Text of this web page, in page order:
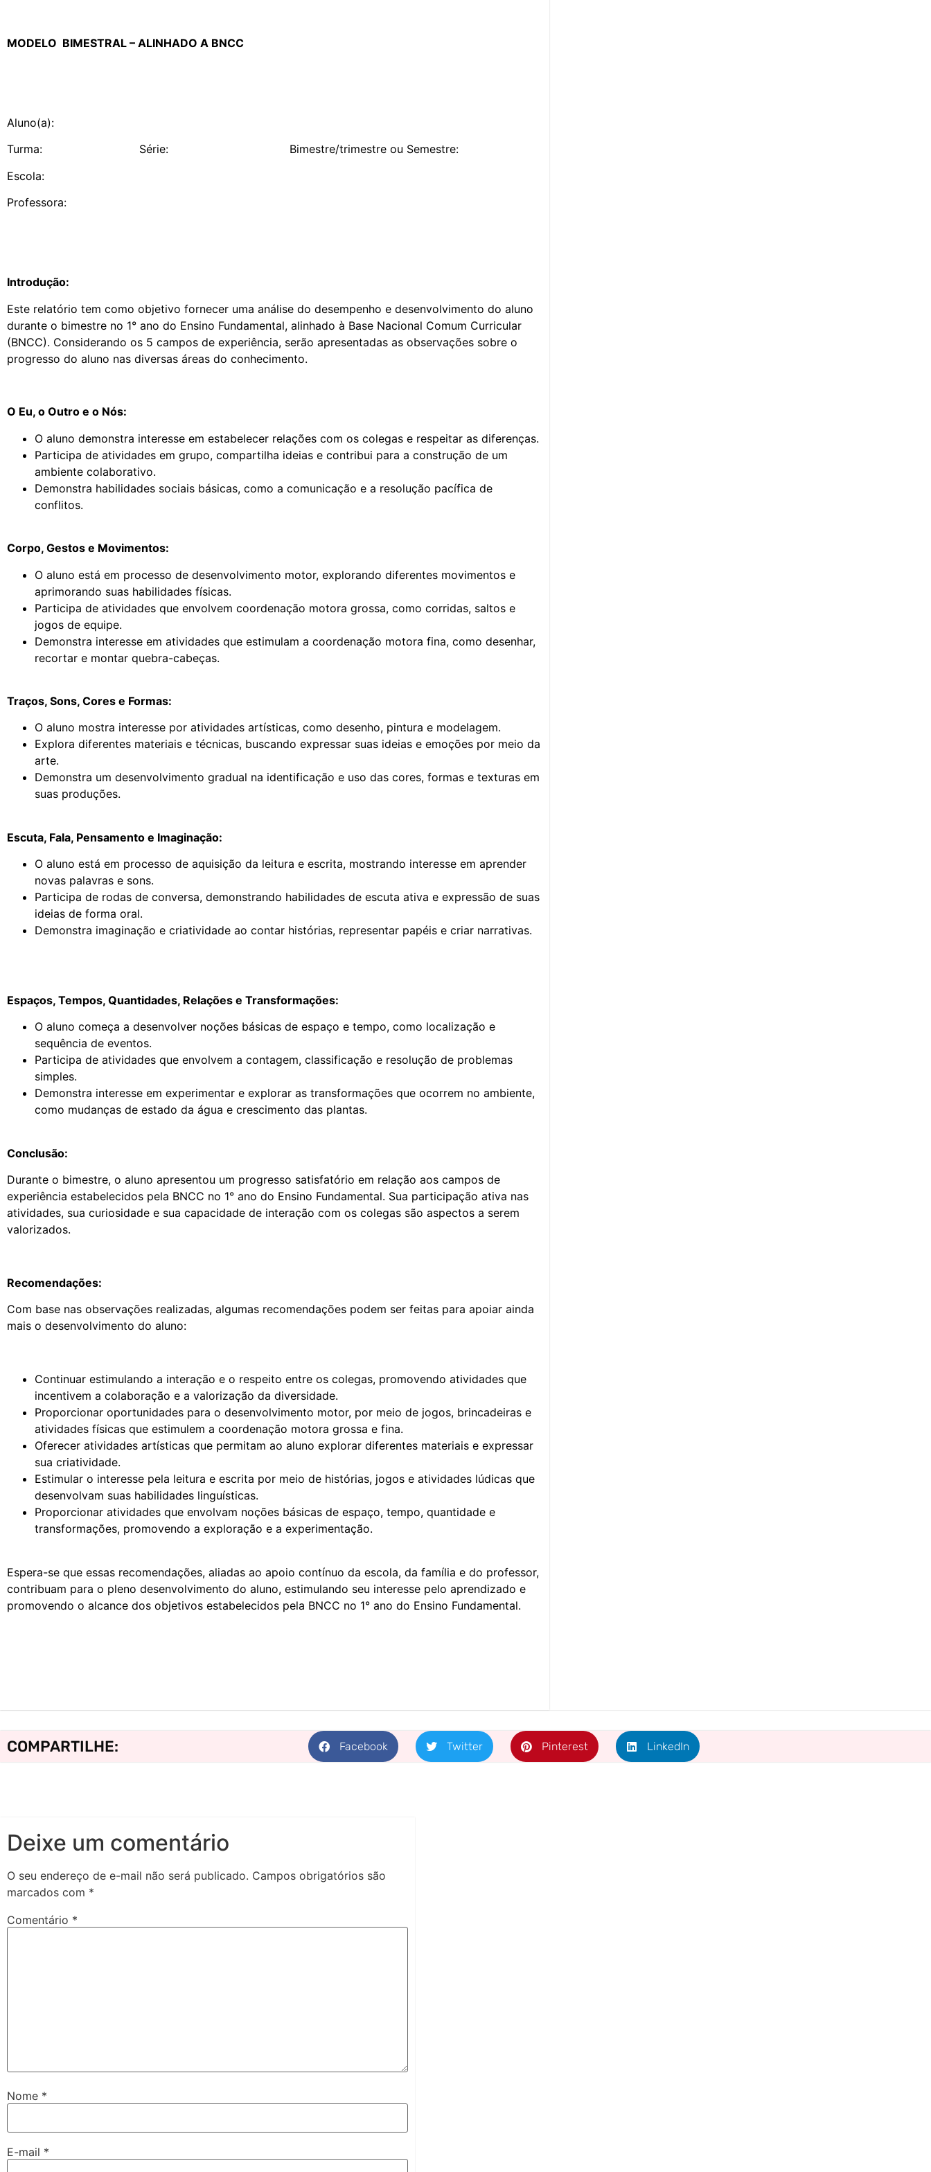
MODELO BIMESTRAL – ALINHADO A BNCC
Aluno(a):
Turma: Série: Bimestre/trimestre ou Semestre:
Escola:
Professora:
Introdução:
Este relatório tem como objetivo fornecer uma análise do desempenho e desenvolvimento do aluno
durante o bimestre no 1° ano do Ensino Fundamental, alinhado à Base Nacional Comum Curricular
(BNCC). Considerando os 5 campos de experiência, serão apresentadas as observações sobre o
progresso do aluno nas diversas áreas do conhecimento.
O Eu, o Outro e o Nós:
O aluno demonstra interesse em estabelecer relações com os colegas e respeitar as diferenças.
Participa de atividades em grupo, compartilha ideias e contribui para a construção de um
ambiente colaborativo.
Demonstra habilidades sociais básicas, como a comunicação e a resolução pacífica de
conflitos.
Corpo, Gestos e Movimentos:
O aluno está em processo de desenvolvimento motor, explorando diferentes movimentos e
aprimorando suas habilidades físicas.
Participa de atividades que envolvem coordenação motora grossa, como corridas, saltos e
jogos de equipe.
Demonstra interesse em atividades que estimulam a coordenação motora fina, como desenhar,
recortar e montar quebra-cabeças.
Traços, Sons, Cores e Formas:
O aluno mostra interesse por atividades artísticas, como desenho, pintura e modelagem.
Explora diferentes materiais e técnicas, buscando expressar suas ideias e emoções por meio da
arte.
Demonstra um desenvolvimento gradual na identificação e uso das cores, formas e texturas em
suas produções.
Escuta, Fala, Pensamento e Imaginação:
O aluno está em processo de aquisição da leitura e escrita, mostrando interesse em aprender
novas palavras e sons.
Participa de rodas de conversa, demonstrando habilidades de escuta ativa e expressão de suas
ideias de forma oral.
Demonstra imaginação e criatividade ao contar histórias, representar papéis e criar narrativas.
Espaços, Tempos, Quantidades, Relações e Transformações:
O aluno começa a desenvolver noções básicas de espaço e tempo, como localização e
sequência de eventos.
Participa de atividades que envolvem a contagem, classificação e resolução de problemas
simples.
Demonstra interesse em experimentar e explorar as transformações que ocorrem no ambiente,
como mudanças de estado da água e crescimento das plantas.
Conclusão:
Durante o bimestre, o aluno apresentou um progresso satisfatório em relação aos campos de
experiência estabelecidos pela BNCC no 1° ano do Ensino Fundamental. Sua participação ativa nas
atividades, sua curiosidade e sua capacidade de interação com os colegas são aspectos a serem
valorizados.
Recomendações:
Com base nas observações realizadas, algumas recomendações podem ser feitas para apoiar ainda
mais o desenvolvimento do aluno:
Continuar estimulando a interação e o respeito entre os colegas, promovendo atividades que
incentivem a colaboração e a valorização da diversidade.
Proporcionar oportunidades para o desenvolvimento motor, por meio de jogos, brincadeiras e
atividades físicas que estimulem a coordenação motora grossa e fina.
Oferecer atividades artísticas que permitam ao aluno explorar diferentes materiais e expressar
sua criatividade.
Estimular o interesse pela leitura e escrita por meio de histórias, jogos e atividades lúdicas que
desenvolvam suas habilidades linguísticas.
Proporcionar atividades que envolvam noções básicas de espaço, tempo, quantidade e
transformações, promovendo a exploração e a experimentação.
Espera-se que essas recomendações, aliadas ao apoio contínuo da escola, da família e do professor,
contribuam para o pleno desenvolvimento do aluno, estimulando seu interesse pelo aprendizado e
promovendo o alcance dos objetivos estabelecidos pela BNCC no 1° ano do Ensino Fundamental.
COMPARTILHE: Facebook Twitter Pinterest LinkedIn
Deixe um comentário
O seu endereço de e-mail não será publicado. Campos obrigatórios são
marcados com *
Comentário *
Nome *
E-mail *